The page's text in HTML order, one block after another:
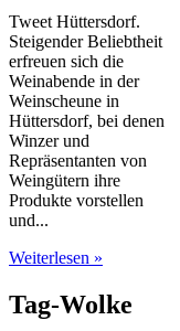
Tweet Hüttersdorf.
Steigender Beliebtheit
erfreuen sich die
Weinabende in der
Weinscheune in
Hüttersdorf, bei denen
Winzer und
Repräsentanten von
Weingütern ihre
Produkte vorstellen
und...
Weiterlesen »
Tag-Wolke